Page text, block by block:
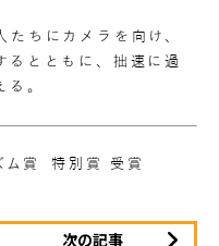
ちにカメラを向け、
るとともに、拙速に過
る。
ム賞 特別賞 受賞
次の記事